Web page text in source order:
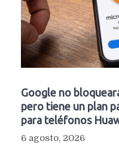
Google no
pero tiene un plan
para teléfonos
6 agosto, 2026